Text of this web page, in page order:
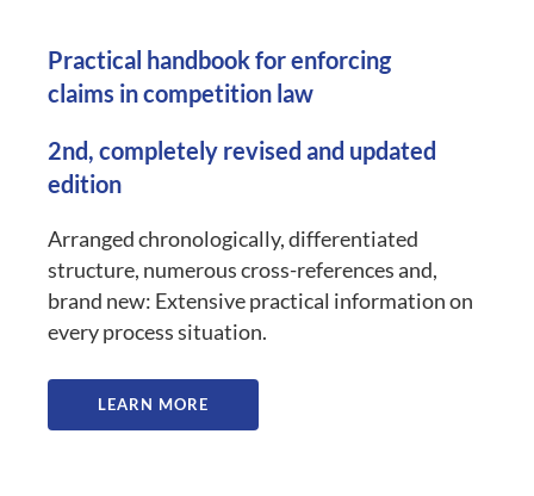
Practical handbook for enforcing
claims in competition law
2nd, completely revised and updated
edition
Arranged chronologically, differentiated
structure, numerous cross-references and,
brand new: Extensive practical information on
every process situation.
LEARN MORE